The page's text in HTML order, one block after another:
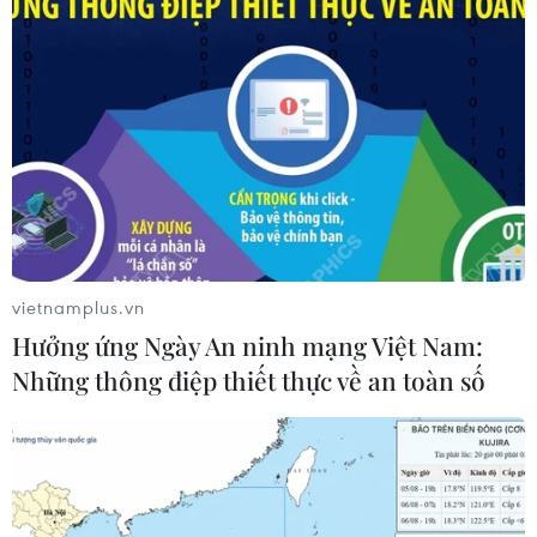
Phố Wall tăng điểm nhờ nhóm công
nghệ, bất chấp áp lực từ lãi suất
01/08/2026 03:28
Chứng khoán bứt tốc cuối phiên, chỉ
số VN-Index tăng gần 40 điểm
30/07/2026 08:47
Hoa Kỳ áp thuế bổ sung: Thị trường
chứng khoán đã phản ánh phần lớn
thông tin
30/07/2026 07:50
vietnamplus.vn
Hưởng ứng Ngày An ninh mạng Việt Nam:
Những thông điệp thiết thực về an toàn số